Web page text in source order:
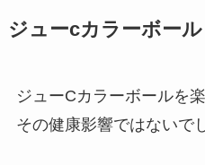
ジューcカラーボー
ジューCカラーボールを
その健康影響ではないで